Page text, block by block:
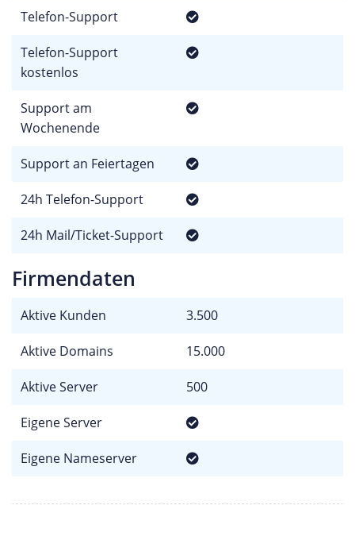
Telefon-Support
Telefon-Support
kostenlos
Support am
Wochenende
Support an Feiertagen
24h Telefon-Support
24h Mail/Ticket-Support
Firmendaten
Aktive Kunden 3.500
Aktive Domains 15.000
Aktive Server 500
Eigene Server
Eigene Nameserver